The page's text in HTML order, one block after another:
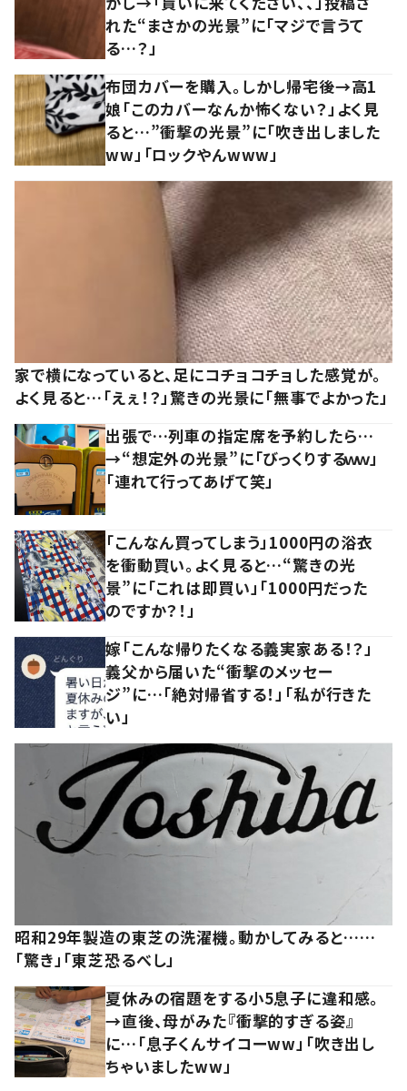
れた“まさかの光景”に「マジで言うて
る…？」
布団カバーを購入。しかし帰宅後→高1
娘「このカバーなんか怖くない？」よく見
ると…”衝撃の光景”に「吹き出しました
ww」「ロックやんwww」
家で横になっていると、足にコチョコチョした感覚が。
よく見ると…「えぇ！？」驚きの光景に「無事でよかった」
出張で…列車の指定席を予約したら…
→“想定外の光景”に「びっくりするｗｗ」
「連れて行ってあげて笑」
「こんなん買ってしまう」1000円の浴衣
を衝動買い。よく見ると…“驚きの光
景”に「これは即買い」「1000円だった
のですか？！」
嫁「こんな帰りたくなる義実家ある！？」
義父から届いた“衝撃のメッセー
ジ”に…「絶対帰省する！」「私が行きた
い」
昭和29年製造の東芝の洗濯機。動かしてみると……
「驚き」「東芝恐るべし」
夏休みの宿題をする小5息子に違和感。
→直後、母がみた『衝撃的すぎる姿』
に…「息子くんサイコーww」「吹き出し
ちゃいましたww」